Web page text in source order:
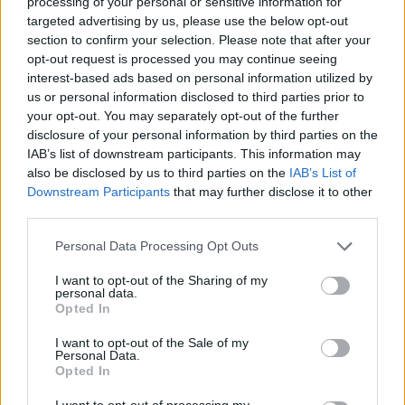
targeted advertising by us, please use the below opt-out
section to confirm your selection. Please note that after your
opt-out request is processed you may continue seeing
interest-based ads based on personal information utilized by
us or personal information disclosed to third parties prior to
your opt-out. You may separately opt-out of the further
disclosure of your personal information by third parties on the
IAB’s list of downstream participants. This information may
also be disclosed by us to third parties on the IAB’s List of
Downstream Participants that may further disclose it to other
Personal Data Processing Opt Outs
I want to opt-out of the Sharing of my
personal data.
Opted In
I want to opt-out of the Sale of my
Personal Data.
Opted In
22:22
Ηράκλειο: “Σκουπίδια κατάχαμα, μια ψησταριά στο
πουθενά κι ένα αμάξι παρατημένο στο πάρκο”
22:03
Καιρός: “Πορτοκαλί” συναγερμός στην Κρήτη - Ζέστη και
πολύ υψηλός κίνδυνος πυρκαγιάς!
22:02
επικοινωνιακά λάθη»
Ηράκλειο: "Σε άθλια κατάσταση το μνημείο πεσόντων